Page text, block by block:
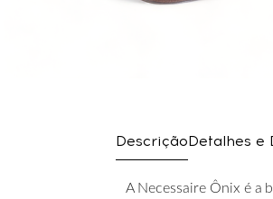
DescriçãoDetalhes e
A Necessaire Ônix é a